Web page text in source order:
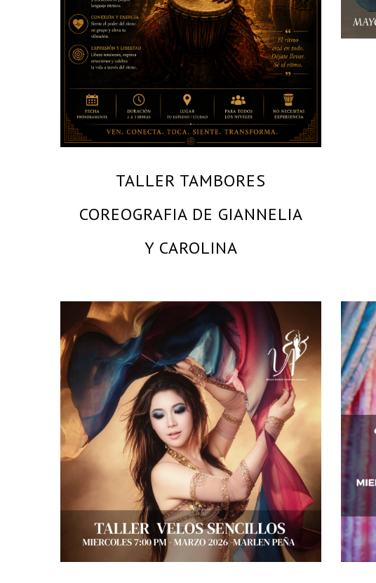
TALLER TAMBORES
COREOGRAFIA DE GIANNELIA
Y CAROLINA
By
MARLEN PEÑA – MAESTRA DANZAS FOLKLOR
LIBANES – SOLO BAILA EVENTOS CULTURALES